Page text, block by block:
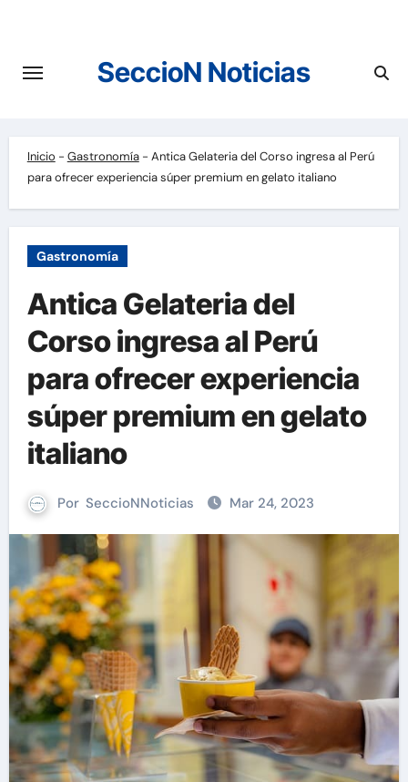
contenido
SeccioN Noticias
Inicio - Gastronomía- Antica Gelateria del Corso ingresa al Perú
para ofrecer experiencia súper premium en gelato italiano
Gastronomía
Antica Gelateria del
Corso ingresa al Perú
para ofrecer experiencia
súper premium en gelato
italiano
Por SeccioNNoticias Mar 24, 2023